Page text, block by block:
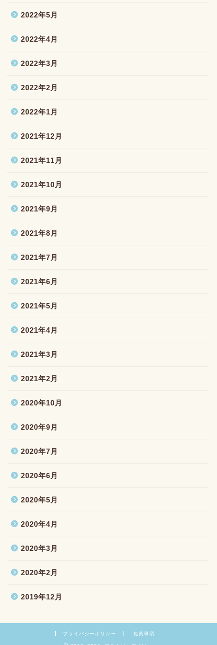
2022年5月
2022年4月
2022年3月
2022年2月
2022年1月
2021年12月
2021年11月
2021年10月
2021年9月
2021年8月
2021年7月
2021年6月
2021年5月
2021年4月
2021年3月
2021年2月
2020年10月
2020年9月
2020年7月
2020年6月
2020年5月
2020年4月
2020年3月
2020年2月
2019年12月
プライバシーポリシー 免責事項